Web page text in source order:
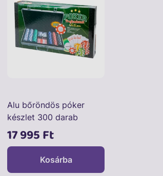
Alu bőröndös póker
készlet 300 darab
zsetonnal
17 995 Ft
Kosárba